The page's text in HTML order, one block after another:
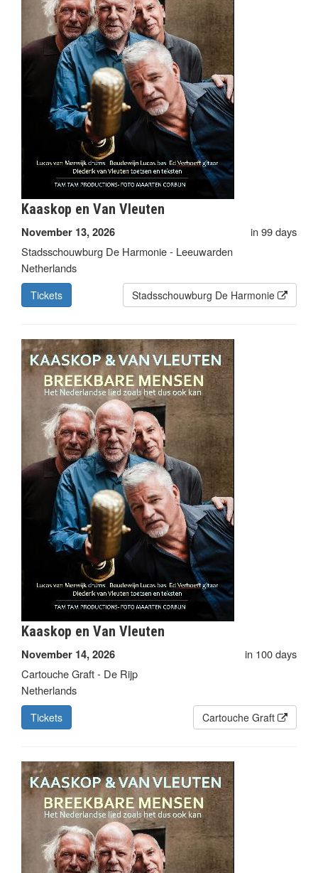
Kaaskop en Van Vleuten
November 13, 2026
in 99 days
Stadsschouwburg De Harmonie - Leeuwarden
Netherlands
Tickets Stadsschouwburg De Harmonie
Kaaskop en Van Vleuten
November 14, 2026
in 100 days
Cartouche Graft - De Rijp
Netherlands
Tickets Cartouche Graft